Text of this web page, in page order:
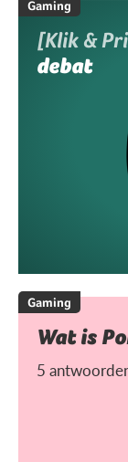
Gaming
[Klik &
debat
Gaming
Wat is
5